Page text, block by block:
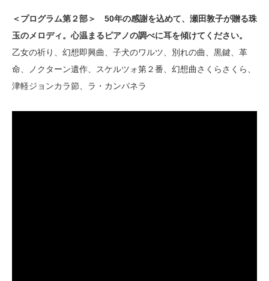
＜プログラム第２部＞ 50年の感謝を込めて、瀬田敦子が贈る珠
玉のメロディ。心温まるピアノの調べに耳を傾けてください。
乙女の祈り、幻想即興曲、子犬のワルツ、別れの曲、黒鍵、革
命、ノクターン遺作、スケルツォ第２番、幻想曲さくらさくら、
津軽ジョンカラ節、ラ・カンパネラ